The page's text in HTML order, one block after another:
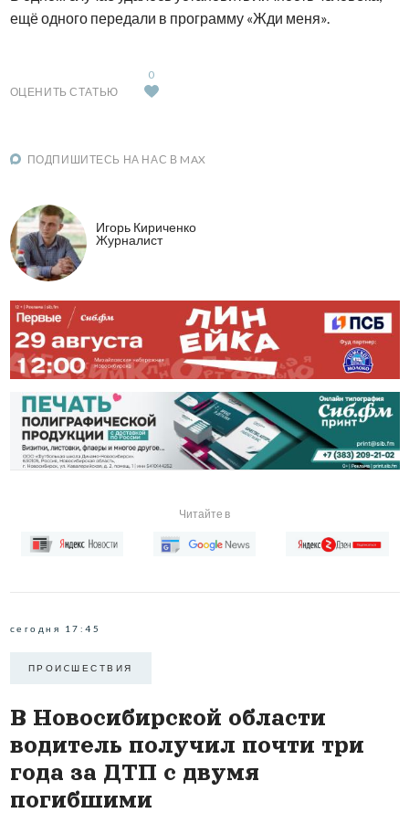
ещё одного передали в программу «Жди меня».
ОЦЕНИТЬ СТАТЬЮ
0
ПОДПИШИТЕСЬ НА НАС В MAX
Игорь Кириченко
Журналист
Читайте в
сегодня 17:45
ПРОИCШЕСТВИЯ
В Новосибирской области
водитель получил почти три
года за ДТП с двумя
погибшими